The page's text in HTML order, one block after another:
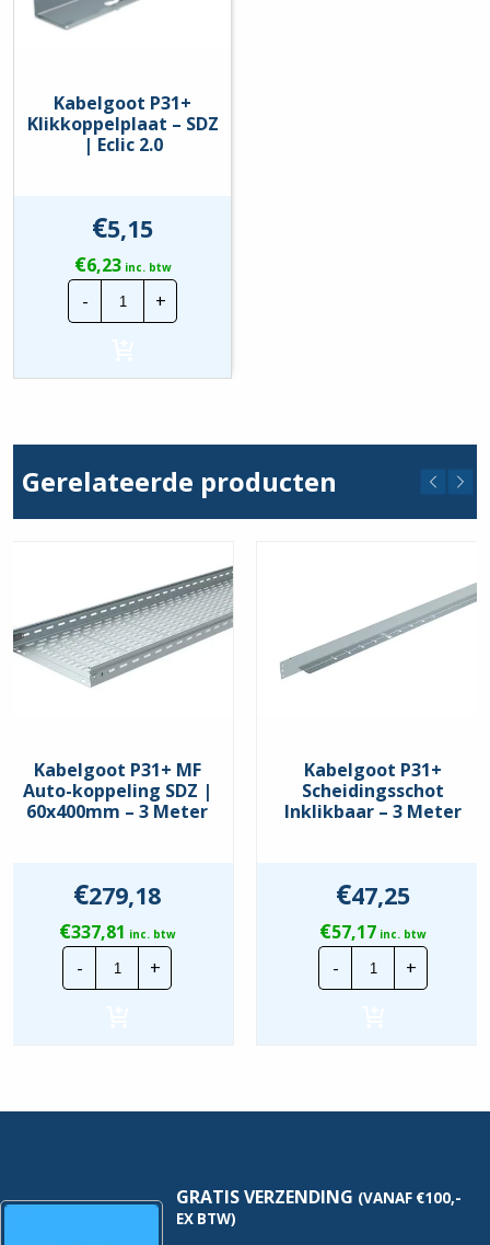
Kabelgoot P31+
Klikkoppelplaat – SDZ
| Eclic 2.0
€5,15
€6,23inc. btw
-
Kabelgoot
P31+
Klikkoppelplaat
|
+
Gerelateerde producten
Kabelgoot P31+ MF
Auto-koppeling SDZ |
60x400mm – 3 Meter
€279,18
€337,81 inc. btw
-
Kabelgoot
P31+
MF
3
+
Kabelgoot P31+
Scheidingsschot
Inklikbaar – 3 Meter
€47,25
€57,17 inc. btw
-
Kabelgoot
P31++
GRATIS VERZENDING (VANAF €100,-
EX BTW)